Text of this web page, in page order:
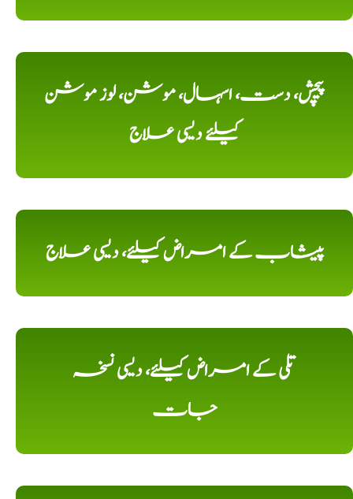
پیچش، دست، اسہال، موشن، لوز موشن
کیلئے دیسی علاج
پیشاب کے امراض کیلئے، دیسی علاج
تلی کے امراض کیلئے، دیسی نسخہ
جات